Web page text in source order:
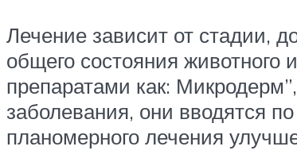
Лечение зависит от стадии,
общего состояния животного
препаратами как:
заболевания, они вводятся
планомерного лечения